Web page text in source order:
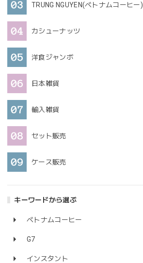
TRUNG NGUYEN(ベトナムコーヒー)
カシューナッツ
洋食ジャンボ
日本雑貨
輸入雑貨
セット販売
ケース販売
キーワードから選ぶ
ベトナムコーヒー
G7
インスタント